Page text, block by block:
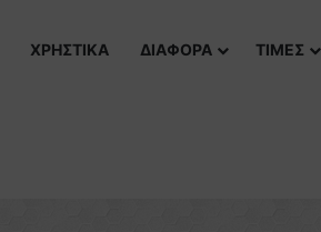
ΧΡΗΣΤΙΚΑ ΔΙΑΦΟΡΑ ΤΙΜΕΣ